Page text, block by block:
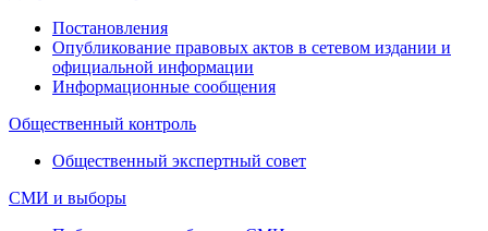
Постановления
Опубликование правовых актов в сетевом издании и
официальной информации
Информационные сообщения
Общественный контроль
Общественный экспертный совет
СМИ и выборы